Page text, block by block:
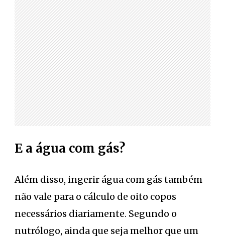
E a água com gás?
Além disso, ingerir água com gás também
não vale para o cálculo de oito copos
necessários diariamente. Segundo o
nutrólogo, ainda que seja melhor que um